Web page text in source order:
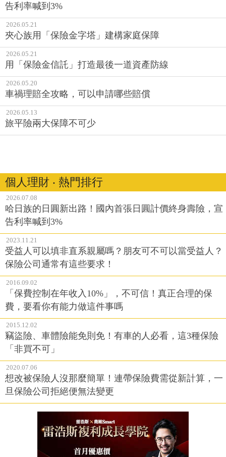
告利率喊到3%
2026.05.21
夾心族用「保險金字塔」建構家庭保障
2026.05.21
用「保險金信託」打造最後一道資產防線
2026.05.20
車禍理賠全攻略，可以申請哪些賠償
2026.05.13
旅平險兩大保障不可少
個人理財 ‧ 熱門排行
2026.07.08
哈日族的日圓新出路！國內首張日圓計價終身壽險，宣
告利率喊到3%
2023.11.21
受益人可以填非直系親屬嗎？朋友可不可以當受益人？
保險公司通常有這些要求！
2016.09.02
「保費控制在年收入10%」，不可信！真正合理的保
費，要看你有能力做這件事嗎
2015.12.02
竊盜險、車體險能免則免！有車的人必看，這3種保險
「非買不可」
2020.07.06
想改被保險人沒那麼簡單！連帶保險費需從新計算，一
旦保險公司拒絕便無法變更